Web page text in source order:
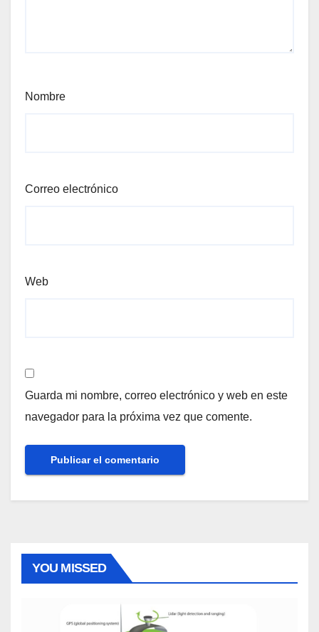
Nombre
Correo electrónico
Web
Guarda mi nombre, correo electrónico y web en este
navegador para la próxima vez que comente.
YOU MISSED